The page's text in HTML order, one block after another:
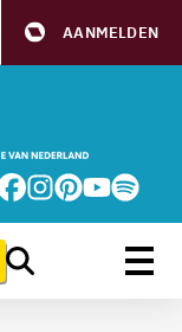
AANMELDEN